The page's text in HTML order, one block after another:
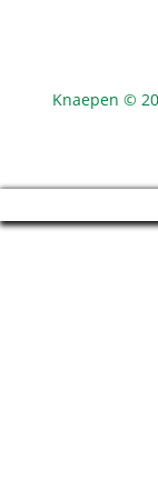
Knaepen ©